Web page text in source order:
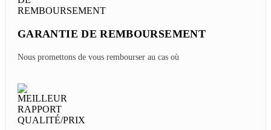
GARANTIE DE REMBOURSEMENT
Nous promettons de vous rembourser au cas où